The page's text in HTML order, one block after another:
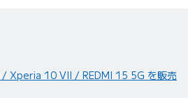
Xperia 10 VII / REDMI 15 5G を販売